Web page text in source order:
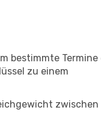
bestimmte Termine
zu einem
zwischen